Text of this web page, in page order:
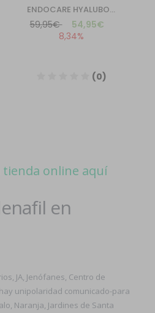
online aquí
en
JA, Jenófanes, Centro de
unipolaridad comunicado-para
Naranja, Jardines de Santa